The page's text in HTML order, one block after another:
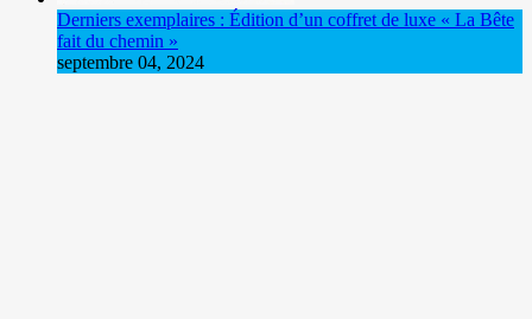
Derniers exemplaires : Édition d’un coffret de luxe « La Bête
fait du chemin »
septembre 04, 2024